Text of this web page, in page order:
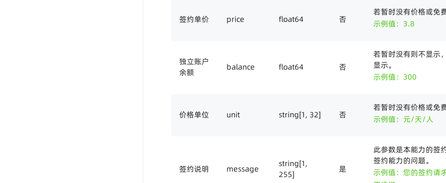
签约单价 price float64 否
若暂时没有价格或免
示例值：3.8
独立账户
余额
balance float64 否
若暂时没有则不显示
显示。
示例值：300
价格单位 unit string[1, 32] 否
若暂时没有价格或免
示例值：元/天/人
签约说明 message
string[1,
255]
是
此参数是本能力的签
签约能力的问题。
示例值：您的签约请